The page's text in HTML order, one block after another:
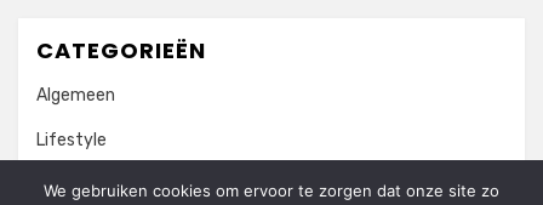
CATEGORIEËN
Algemeen
Lifestyle
Vrije Tijd
We gebruiken cookies om ervoor te zorgen dat onze site zo